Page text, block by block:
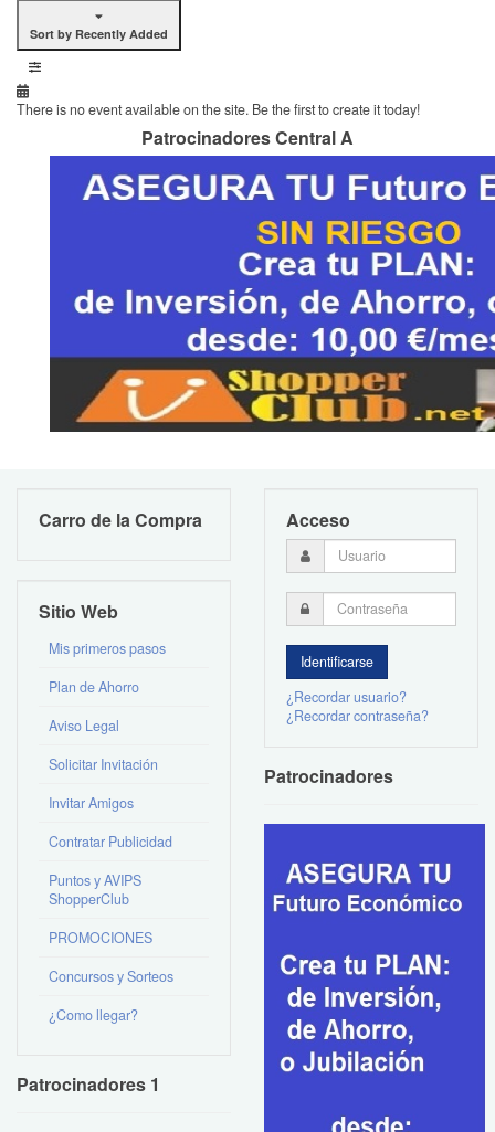
Sort by Recently Added
There is no event available on the site. Be the first to create it today!
Patrocinadores Central A
Carro de la Compra
Sitio Web
Mis primeros pasos
Plan de Ahorro
Aviso Legal
Solicitar Invitación
Invitar Amigos
Contratar Publicidad
Puntos y AVIPS
ShopperClub
PROMOCIONES
Concursos y Sorteos
¿Como llegar?
Patrocinadores 1
Acceso
¿Recordar usuario?
¿Recordar contraseña?
Patrocinadores